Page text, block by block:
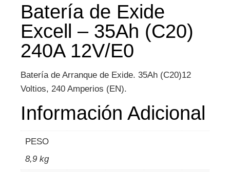
Batería de Exide
Excell – 35Ah (C20)
240A 12V/E0
Batería de Arranque de Exide. 35Ah (C20)12
Voltios, 240 Amperios (EN).
Información Adicional
PESO
8,9 kg